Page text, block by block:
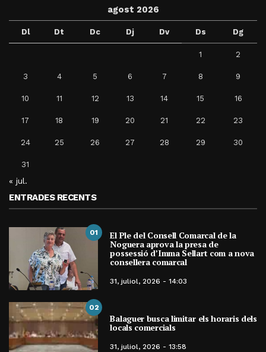
agost 2026
Dl Dt Dc Dj Dv Ds Dg
1 2
3 4 5 6 7 8 9
10 11 12 13 14 15 16
17 18 19 20 21 22 23
24 25 26 27 28 29 30
31
« jul.
ENTRADES RECENTS
01 El Ple del Consell Comarcal de la
Noguera aprova la presa de
possessió d’Imma Sellart com a nova
consellera comarcal
31, juliol, 2026 - 14:03
02
Balaguer busca limitar els horaris dels
locals comercials
31, juliol, 2026 - 13:58